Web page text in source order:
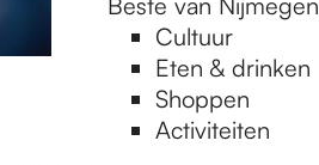
Cultuur
Eten & drinken
Shoppen
Activiteiten